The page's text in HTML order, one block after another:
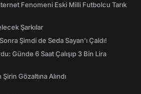
Fenomeni Eski Milli Futbolcu Tarık
Şarkılar
Şimdi de Seda Sayan'ı Çaldı!
Günde 6 Saat Çalışıp 3 Bin Lira
Gözaltına Alındı